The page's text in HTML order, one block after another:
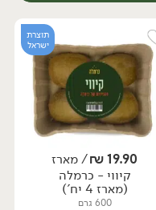
יח׳
תוצרת
ישראל
19.90
₪/ מארז
קיווי - כרמלה
(מארז 4 יח')
600 גרם